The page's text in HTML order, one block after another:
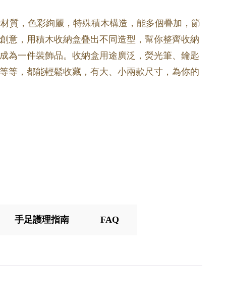
質，色彩絢麗，特殊積木構造，能多個疊加，節
意，用積木收納盒疊出不同造型，幫你整齊收納
為一件裝飾品。收納盒用途廣泛，熒光筆、鑰匙
等，都能輕鬆收藏，有大、小兩款尺寸，為你的
手足護理指南 FAQ